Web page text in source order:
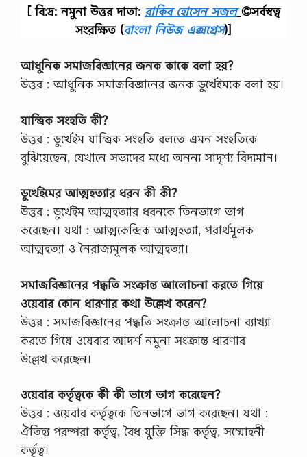
[ বি:দ্র: নমুনা উত্তর দাতা: রাকিব হোসেন সজল ©সর্বস্বত্ব
সংরক্ষিত (বাংলা নিউজ এক্সপ্রেস)]
আধুনিক সমাজবিজ্ঞানের জনক কাকে বলা হয়?
উত্তর : আধুনিক সমাজবিজ্ঞানের জনক ডুর্খেইমকে বলা হয়।
যান্ত্রিক সংহতি কী?
উত্তর : ডুর্খেইম যান্ত্রিক সংহতি বলতে এমন সংহতিকে
বুঝিয়েছেন, যেখানে সভ্যদের মধ্যে অনন্য সাদৃশ্য বিদ্যমান।
ডুর্খেইমের আত্মহত্যার ধরন কী কী?
উত্তর : ডুর্খেইম আত্মহত্যার ধরনকে তিনভাগে ভাগ
করেছেন। যথা : আত্মকেন্দ্রিক আত্মহত্যা, পরার্থমূলক
আত্মহত্যা ও নৈরাজ্যমূলক আত্মহত্যা।
সমাজবিজ্ঞানের পদ্ধতি সংক্রান্ত আলোচনা করতে গিয়ে
ওয়েবার কোন ধারণার কথা উল্লেখ করেন?
উত্তর : সমাজবিজ্ঞানের পদ্ধতি সংক্রান্ত আলোচনা ব্যাখ্যা
করতে গিয়ে ওয়েবার আদর্শ নমুনা সংক্রান্ত ধারণার
উল্লেখ করেছেন।
ওয়েবার কর্তৃত্বকে কী কী ভাগে ভাগ করেছেন?
উত্তর : ওয়েবার কর্তৃত্বকে তিনভাগে ভাগ করেছেন। যথা :
ঐতিহ্য পরম্পরা কর্তৃত্ব, বৈধ যুক্তি সিদ্ধ কৰ্তৃত্ব, সম্মোহনী
কর্তৃত্ব।